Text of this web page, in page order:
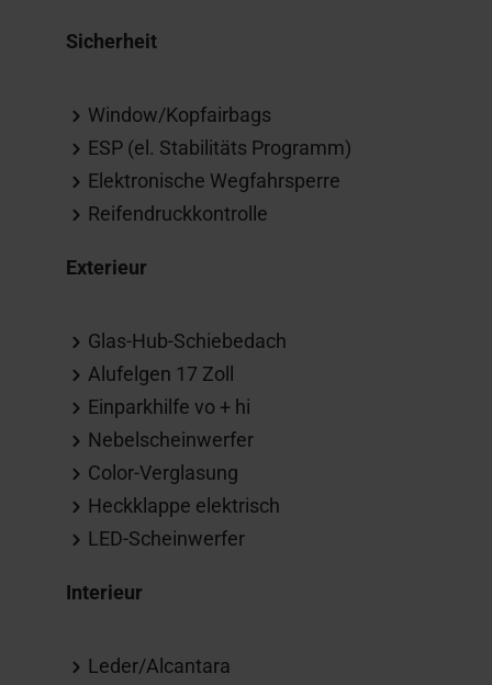
Sicherheit
Window/Kopfairbags
ESP (el. Stabilitäts Programm)
Elektronische Wegfahrsperre
Reifendruckkontrolle
Exterieur
Glas-Hub-Schiebedach
Alufelgen 17 Zoll
Einparkhilfe vo + hi
Nebelscheinwerfer
Color-Verglasung
Heckklappe elektrisch
LED-Scheinwerfer
Interieur
Leder/Alcantara